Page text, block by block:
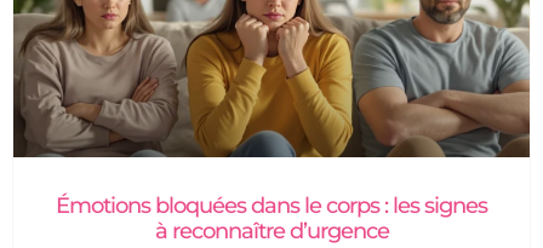
Émotions bloquées dans le corps : les signes
à reconnaître d’urgence